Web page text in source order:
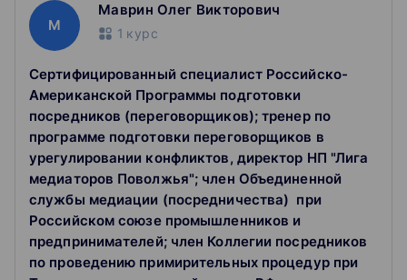
Требования к слушателям
К освоению программы допускаются лица, имеющие
высшее или среднее профессиональное образование
Документы для поступления
Копия диплома о высшем или среднем
профессиональном образовании с приложением или
справка с места учебы (для студентов)
Паспорт: 1 разворот (фото), 2 разворот (регистрация)
СНИЛС
Программа повышения квалификации рассчитана на
руководителей организаций, юристов, адвокатов, а
также всех, кто в профессиональной деятельности
связан с переговорами, медиацией и другими
М
Маврин Олег Викторович
1 курс
Сертифицированный специалист Российско-
Американской Программы подготовки
посредников (переговорщиков); тренер по
программе подготовки переговорщиков в
урегулировании конфликтов, директор НП "Лига
медиаторов Поволжья"; член Объединенной
службы медиации (посредничества) при
Российском союзе промышленников и
предпринимателей; член Коллегии посредников
по проведению примирительных процедур при